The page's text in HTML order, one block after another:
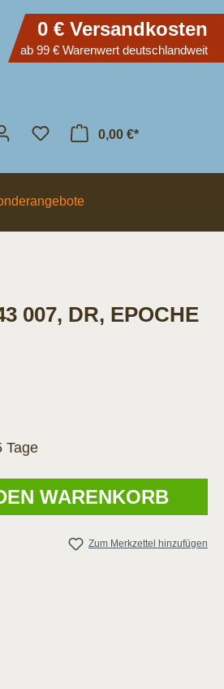
0 € Versandkosten
ab 99 € Warenwert deutschlandweit
0,00 €*
007, DR, EPOCHE
Tage
WARENKORB
Zum Merkzettel hinzufügen